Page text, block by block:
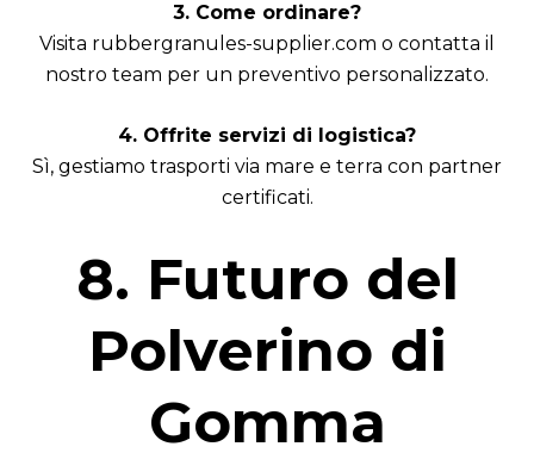
3. Come ordinare?
Visita rubbergranules-supplier.com o contatta il
nostro team per un preventivo personalizzato.
4. Offrite servizi di logistica?
Sì, gestiamo trasporti via mare e terra con partner
certificati.
8. Futuro del
Polverino di
Gomma